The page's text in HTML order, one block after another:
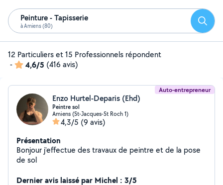
Peinture - Tapisserie
à Amiens (80)
12 Particuliers et 15 Professionnels répondent
-
4,6/5 (416 avis)
Auto-entrepreneur
Enzo Hurtel-Deparis (Ehd)
Peintre sol
Amiens (St-Jacques-St Roch 1)
4,3/5 (9 avis)
Présentation
Bonjour j'effectue des travaux de peintre et de la pose
de sol
Dernier avis laissé par Michel : 3/5